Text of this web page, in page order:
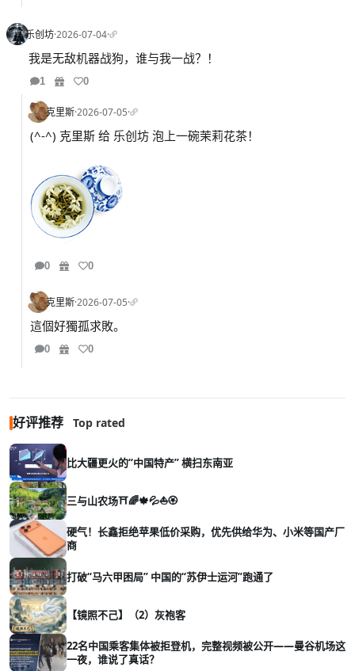
乐创坊·2026-07-04·
我是无敌机器战狗，谁与我一战？！
1 0
克里斯·2026-07-05·
(^-^) 克里斯 给 乐创坊 泡上一碗茉莉花茶！
0 0
克里斯·2026-07-05·
這個好獨孤求敗。
0 0
好评推荐 Top rated
比大疆更火的“中国特产” 横扫东南亚
三与山农场⛩️🌈🍁💦⛵🏵️
硬气！长鑫拒绝苹果低价采购，优先供给华为、小米等国产厂
商
打破“马六甲困局” 中国的“苏伊士运河”跑通了
【镜照不己】（2）灰袍客
22名中国乘客集体被拒登机，完整视频被公开——曼谷机场这
一夜，谁说了真话？